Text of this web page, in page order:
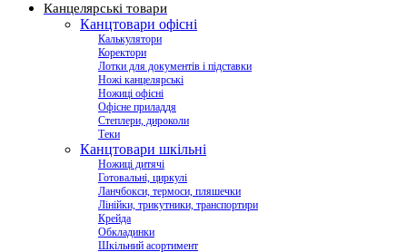
Канцелярські товари
Канцтовари офісні
Калькулятори
Коректори
Лотки для документів і підставки
Ножі канцелярські
Ножиці офісні
Офісне приладдя
Степлери, дироколи
Теки
Канцтовари шкільні
Ножиці дитячі
Готовальні, циркулі
Ланчбокси, термоси, пляшечки
Лінійки, трикутники, транспортири
Крейда
Обкладинки
Шкільний асортимент